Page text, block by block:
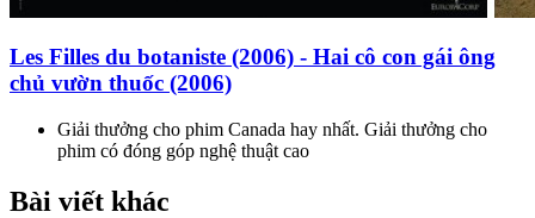
Les Filles du botaniste (2006) - Hai cô con gái ông
chủ vườn thuốc (2006)
Giải thưởng cho phim Canada hay nhất. Giải thưởng cho
phim có đóng góp nghệ thuật cao
Bài viết khác